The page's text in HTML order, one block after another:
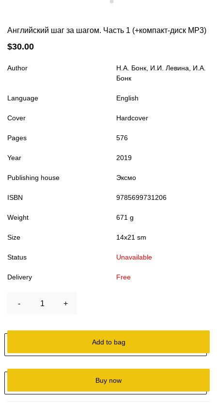
Английский шаг за шагом. Часть 1 (+компакт-диск MP3)
$30.00
Author
Н.А. Бонк, И.И. Левина, И.А.
Бонк
Language English
Cover Hardcover
Pages 576
Year 2019
Publishing house Эксмо
ISBN 9785699731206
Weight 671 g
Size 14x21 sm
Status Unavailable
Delivery Free
- 1 +
Add to bag
Buy now